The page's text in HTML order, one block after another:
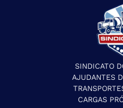
SINDICATO
AJUDANTES
CARGAS